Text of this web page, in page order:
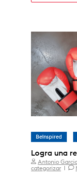
BeInspired
Logra una
Antonio
categorizar